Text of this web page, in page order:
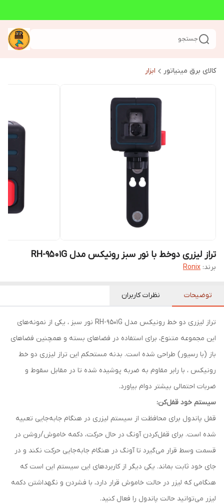
جستجو
کالای برق مینیاتور ابزار
تراز لیزری دوخط با نور سبز رونیکس مدل RH-9501G
برند: Ronix
توضیحات نظرات کاربران
تراز لیزری دو خط رونیکس مدل RH-9501G نور سبز ، یکی از نمونه‌های
این مجموعه متنوع، برای استفاده در فضاهای بسته و همچنین فضاهای
باز (با رسیور) طراحی شده است. بدنه مستحکم این تراز لیزری دو خط
رونیکس ، با رابر مقاوم به ضربه پوشیده شده تا در مقابل سقوط و
ضربات احتمالی بیشتر دوام بیاورد.
سیستم خود قفل‌کن:
قفل پاندول برای محافظت از سیستم لیزری در هنگام جا‌به‌جایی تعبیه
شده است. برای قفل‎‌کردن آونگ در حال حرکت، دکمه‌ خاموش/روشن در
قسمت وسط قرار می‌گیرد تا آونگ در هنگام جابه‌جایی حرکت نکند و در
جای خود ثابت بماند. یکی دیگر از کاربردهای این سیستم این است که
هنگامی که لیزر در حالت خاموش قرار دارد، با فشردن و نگهداشتن دکمه
لیزر می‌توانید حالت پاندول را فعال کنید.